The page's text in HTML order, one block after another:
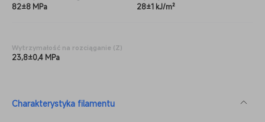
82±8 MPa 28±1 kJ/m²
Wytrzymałość na rozciąganie (Z)
23,8±0,4 MPa
Charakterystyka filamentu